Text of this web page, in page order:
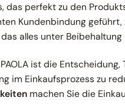
das perfekt zu den
Kundenbindung
alles unter
ist die
im Einkaufsprozess zu
machen Sie die